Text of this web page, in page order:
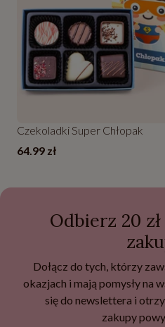
Czekoladki Super Chłopak
64.99 zł
Odbierz 20
Dołącz do tych, którzy
okazjach i mają pomysły na
się do newslettera i
zakupy